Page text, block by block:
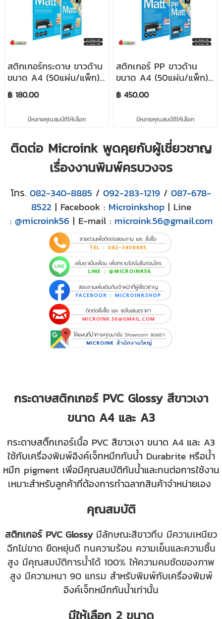
สติกเกอร์กระดาษ ขาวด้าน
ขนาด A4 (50แผ่น/แพ็ก)
/ A3 (20แผ่น/แพ็ก) Matt
Sticker ใช้คู่กับน้ำหมึกดูรา
฿ 180.00
มีหลายคุณสมบัติให้เลือก
สติกเกอร์ PP ขาวด้าน
ขนาด A4 (50แผ่น/แพ็ก)
/ A3 (20แผ่น/แพ็ก) PP
MATT STICKER ใช้คู่กับน้ำ
฿ 450.00
มีหลายคุณสมบัติให้เลือก
ติดต่อ Microink พูดคุยกับผู้เชี่ยวชาญ
เรื่องงานพิมพ์ครบวงจร
โทร. 082-340-8885 / 092-283-1219 / 087-678-
8522 | Facebook : Microinkshop| Line
: @microink56 | E-mail : microink.56@gmail.com
กระดาษสติกเกอร์ PVC Glossy สีขาวเงา
ขนาด A4 และ A3
กระดาษสติ๊กเกอร์เนื้อ PVC สีขาวเงา ขนาด A4 และ A3
ใช้กับเครื่องพิมพ์อิงค์เจ็ทหมึกกันน้ำ Durabrite หรือน้ำ
หมึก pigment เพื่อมีคุณสมบัติกันน้ำและทนต่อการใช้งาน
เหมาะสำหรับลูกค้าที่ต้องการทำฉลากสินค้าจำหน่ายเอง
คุณสมบัติ
สติกเกอร์ PVC Glossyมีลักษณะสีขาวทึบ มีความเหนียว
ฉีกไม่ขาด ยืดหยุ่นดี ทนความร้อน ความเย็นและความชื้น
สูง มีคุณสมบัติการน้ำได้ 100% ให้ความคมชัดของภาพ
สูง มีความหนา 90 แกรม สำหรับพิมพ์กับเครื่องพิมพ์
อิงค์เจ็ทหมึกกันน้ำเท่านั้น
มีให้เลือก 2 ขนาด